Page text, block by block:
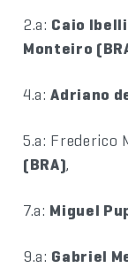
2.a: Caio
Monteiro
4.a:Adriano
5.a: Frederico
(BRA),
7.a: Miguel
9.a: Gabriel